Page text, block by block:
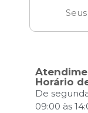
Horário
De
09:00 às